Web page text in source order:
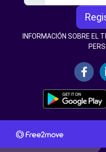
INFORMACIÓN SOBRE EL